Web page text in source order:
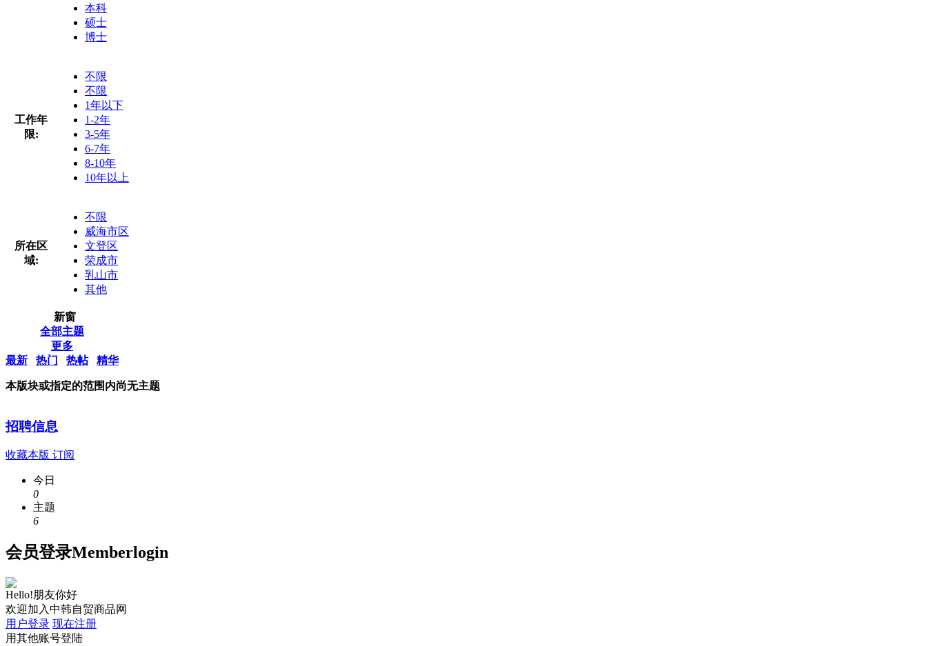
本科
硕士
博士
工作年
限:
不限
不限
1年以下
1-2年
3-5年
6-7年
8-10年
10年以上
所在区
域:
不限
威海市区
文登区
荣成市
乳山市
其他
新窗
全部主题
更多
最新
热门 热帖 精华
本版块或指定的范围内尚无主题
招聘信息
收藏本版 订阅
今日
0
主题
6
会员登录Memberlogin
Hello!朋友你好
欢迎加入中韩自贸商品网
用户登录 现在注册
用其他账号登陆